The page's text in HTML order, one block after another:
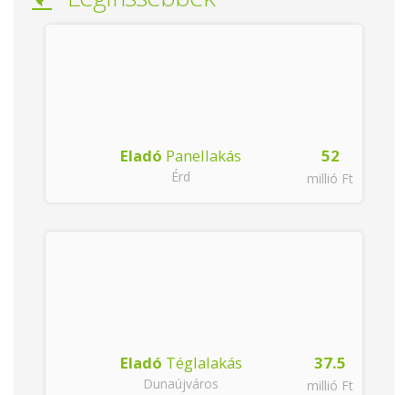
52
millió Ft
Eladó Panellakás
Érd
37.5
millió Ft
Eladó Téglalakás
Dunaújváros